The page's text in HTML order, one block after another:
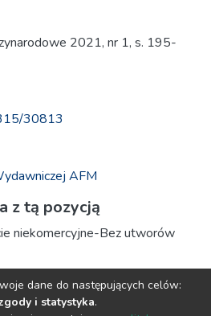
2021, nr 1, s. 195-
30813
AFM
z tą pozycją
niekomercyjne-Bez utworów
dane do następujących celów:
i statystyka.